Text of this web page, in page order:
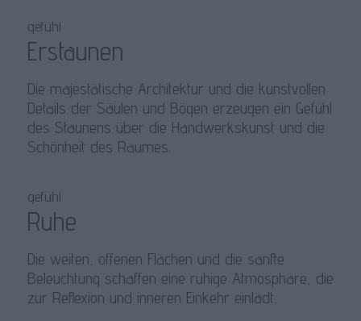
gefühl
Erstaunen
Die majestätische Architektur und die kunstvollen
Details der Säulen und Bögen erzeugen ein Gefühl
des Staunens über die Handwerkskunst und die
Schönheit des Raumes.
gefühl
Ruhe
Die weiten, offenen Flächen und die sanfte
Beleuchtung schaffen eine ruhige Atmosphäre, die
zur Reflexion und inneren Einkehr einlädt.